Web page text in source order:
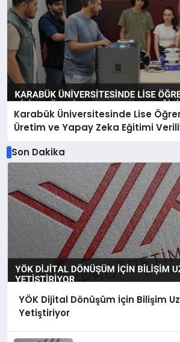
Karabük Üniversitesinde Lise
Üretim ve Yapay Zeka Eğitimi
Son Dakika
YÖK Dijital Dönüşüm İçin Bilişim
Yetiştiriyor